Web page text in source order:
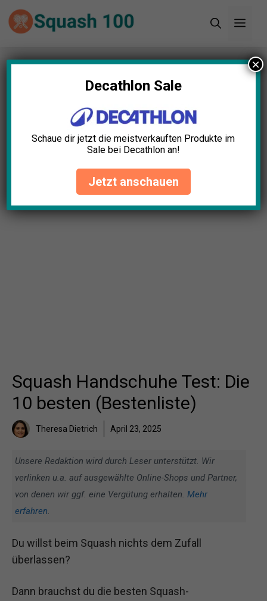
Zum
Inhalt
Startseite»Blog»Squash Handschuhe Test: Die
10 besten (Bestenliste)
Squash Handschuhe Test: Die
10 besten (Bestenliste)
Theresa Dietrich April 23, 2025
Unsere Redaktion wird durch Leser unterstützt. Wir
verlinken u.a. auf ausgewählte Online-Shops und Partner,
von denen wir ggf. eine Vergütung erhalten. Mehr
erfahren.
Du willst beim Squash nichts dem Zufall
überlassen?
Dann brauchst du die besten Squash-
Decathlon Sale
Schaue dir jetzt die meistverkauften Produkte im
Sale bei Decathlon an!
Jetzt anschauen
×